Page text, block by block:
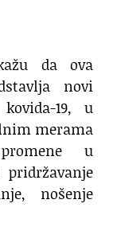
da ova
novi
19, u
merama
u
nošenje